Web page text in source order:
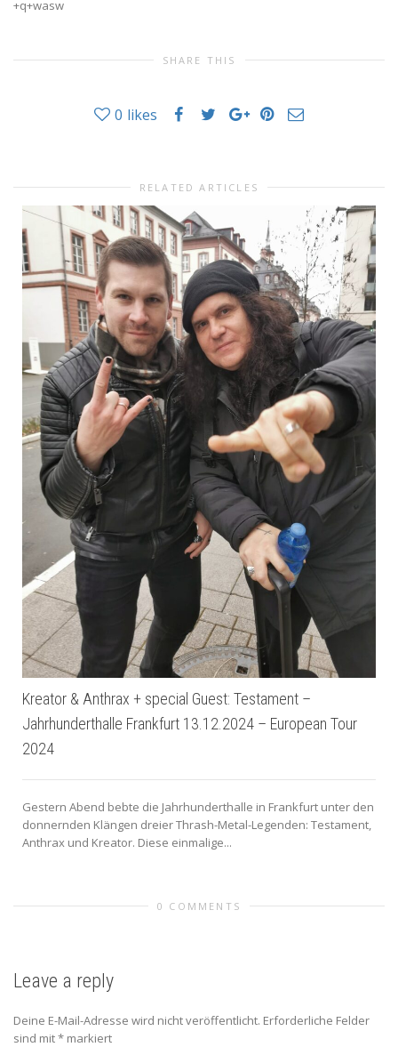
+q+wasw
SHARE THIS
0 likes
RELATED ARTICLES
Kreator & Anthrax + special Guest: Testament –
Jahrhunderthalle Frankfurt 13.12.2024 – European Tour
2024
Gestern Abend bebte die Jahrhunderthalle in Frankfurt unter den
donnernden Klängen dreier Thrash-Metal-Legenden: Testament,
Anthrax und Kreator. Diese einmalige...
0 COMMENTS
Leave a reply
Deine E-Mail-Adresse wird nicht veröffentlicht. Erforderliche Felder
sind mit* markiert